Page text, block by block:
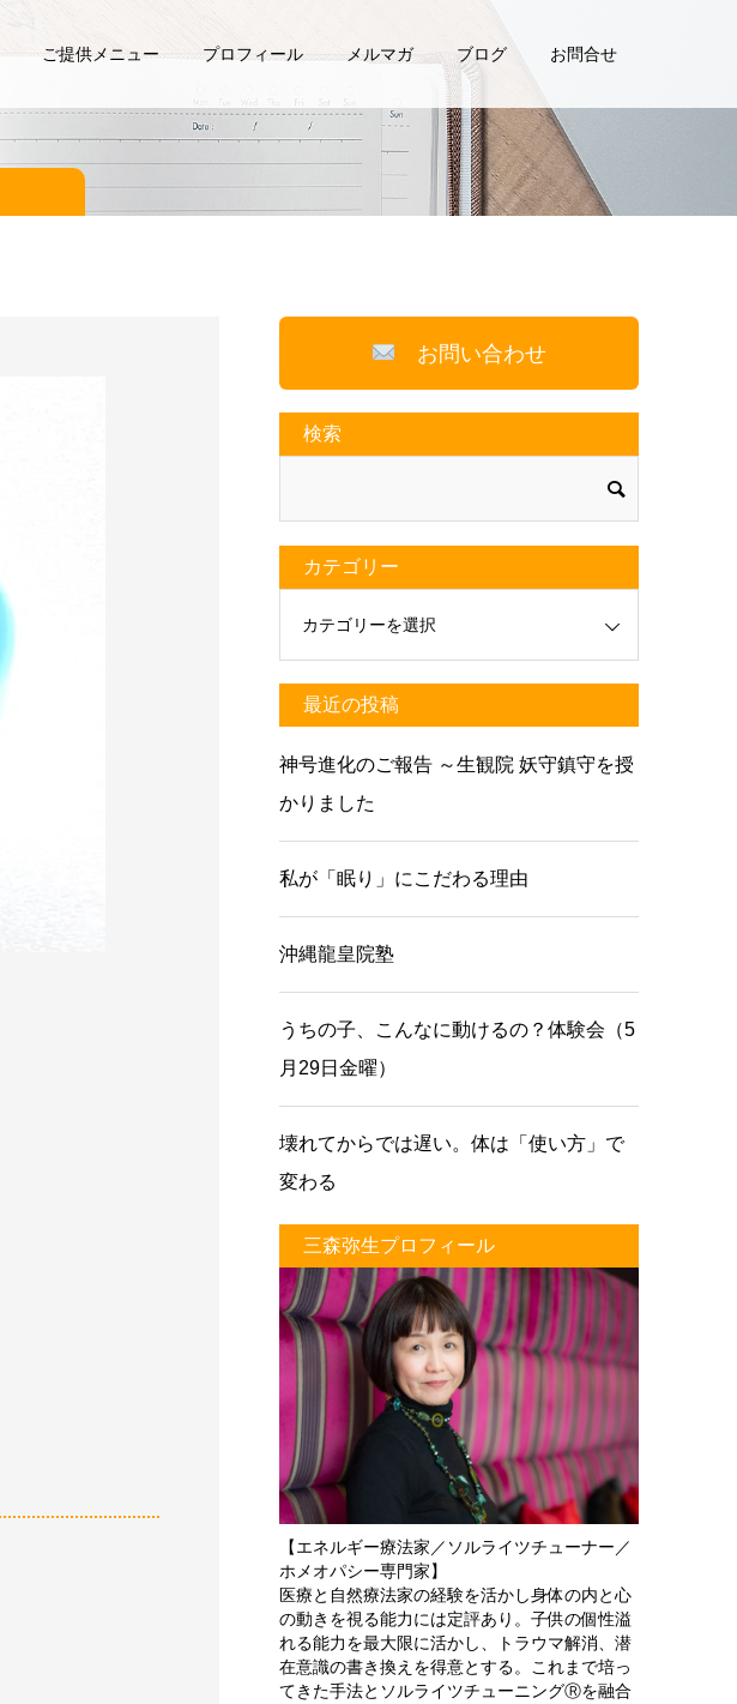
ご提供メニュー プロフィール メルマガ ブログ お問合せ
お問い合わせ
検索
カテゴリー
最近の投稿
神号進化のご報告 ～生観院 妖守鎮守を授
かりました
私が「眠り」にこだわる理由
沖縄龍皇院塾
うちの子、こんなに動けるの？体験会（5
月29日金曜）
壊れてからでは遅い。体は「使い方」で
変わる
三森弥生プロフィール
【エネルギー療法家／ソルライツチューナー／
ホメオパシー専門家】
医療と自然療法家の経験を活かし身体の内と心
の動きを視る能力には定評あり。子供の個性溢
れる能力を最大限に活かし、トラウマ解消、潜
在意識の書き換えを得意とする。これまで培っ
てきた手法とソルライツチューニングⓇを融合